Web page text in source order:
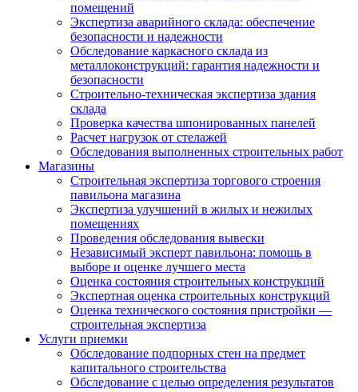
помещений
Экспертиза аварийного склада: обеспечение
безопасности и надежности
Обследование каркасного склада из
металлоконструкций: гарантия надежности и
безопасности
Строительно-техническая экспертиза здания
склада
Проверка качества шпонированных панелей
Расчет нагрузок от стелажей
Обследования выполненных строительных работ
Магазины
Строительная экспертиза торгового строения
павильона магазина
Экспертиза улучшений в жилых и нежилых
помещениях
Проведения обследования вывески
Независимый эксперт павильона: помощь в
выборе и оценке лучшего места
Оценка состояния строительных конструкций
Экспертная оценка строительных конструкций
Оценка технического состояния пристройки —
строительная экспертиза
Услуги приемки
Обследование подпорных стен на предмет
капитального строительства
Обследование с целью определения результатов